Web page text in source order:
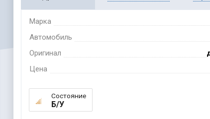
Марка
Автомобиль
Оригинал
Цена
Состояние
Б/У